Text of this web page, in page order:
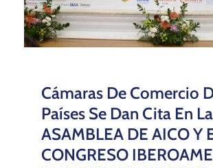
Cámaras De Comercio
Países Se Dan Cita En
ASAMBLEA DE AICO Y
CONGRESO